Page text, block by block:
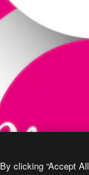
By clicking “Accept